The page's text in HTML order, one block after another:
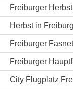
Freiburger
Herbst in Freiburg
Freiburger Fasnet
Freiburger
City Flugplatz